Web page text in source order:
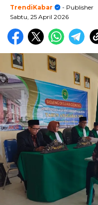
TrendiKabar
- Publisher
Sabtu, 25 April 2026